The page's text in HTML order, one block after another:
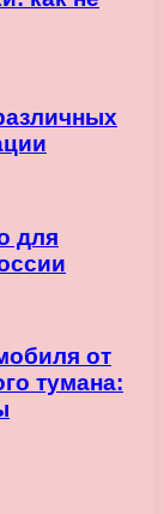
для
от
тумана: